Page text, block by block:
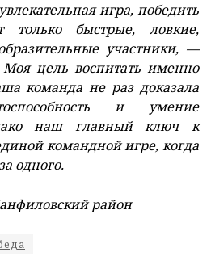
игра, победить
только быстрые, ловкие,
участники, —
Моя цель воспитать именно
команда не раз доказала
и умение
наш главный ключ к
командной игре, когда
одного.
район